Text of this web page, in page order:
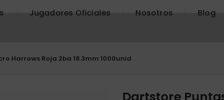
Jugadores Oficiales Nosotros Blog
Harrows Roja 2ba 18.3mm 1000unid